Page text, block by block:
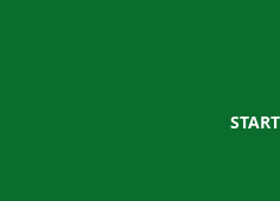
START